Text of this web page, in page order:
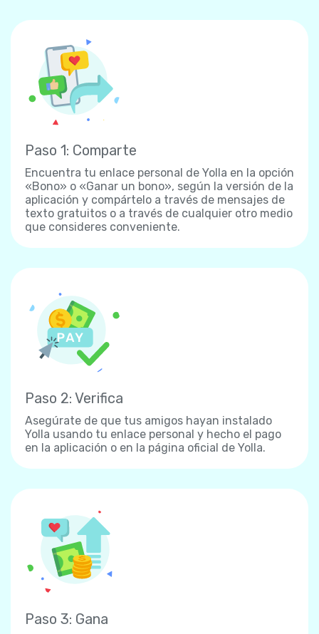
Paso 1: Comparte
Encuentra tu enlace personal de Yolla en la opción
«Bono» o «Ganar un bono», según la versión de la
aplicación y compártelo a través de mensajes de
texto gratuitos o a través de cualquier otro medio
que consideres conveniente.
Paso 2: Verifica
Asegúrate de que tus amigos hayan instalado
Yolla usando tu enlace personal y hecho el pago
en la aplicación o en la página oficial de Yolla.
Paso 3: Gana